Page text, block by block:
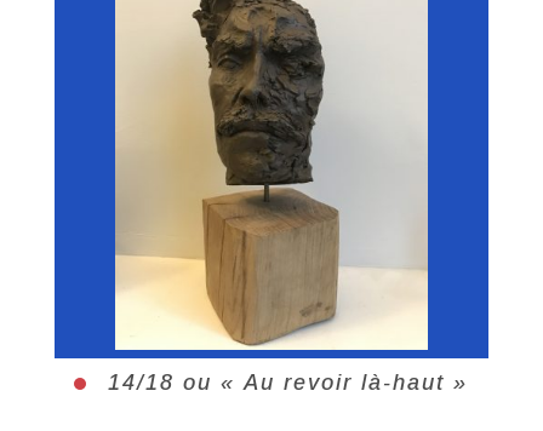
14/18 ou « Au revoir là-haut »